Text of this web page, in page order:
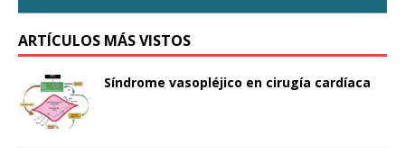
ARTÍCULOS MÁS VISTOS
Síndrome vasopléjico en cirugía cardíaca